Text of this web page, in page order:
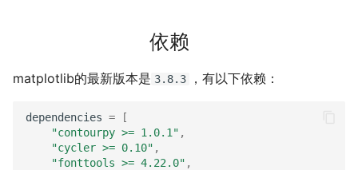
依赖
matplotlib的最新版本是 3.8.3 ，有以下依赖：
dependencies =
[
"contourpy >= 1.0.1" ,
"cycler >= 0.10" ,
"fonttools >= 4.22.0" ,